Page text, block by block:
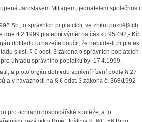
Jaroslavem Mittagem, jednatelem společnosti.
Sb., o správních poplatcích, ve znění pozdějších
4.2.1999 platební výměr na částku 95 492,- Kč
dohledu uchazeče poučil, že nebude-li poplatek
s ust. § 6 odst. 3 zákona o správních poplatcích
úhradu správního poplatku byl 17.4.1999.
a proto orgán dohledu správní řízení podle § 27
a v návaznosti na § 6 odst. 3 zákona č. 368/1992
pro ochranu hospodářské soutěže, a to